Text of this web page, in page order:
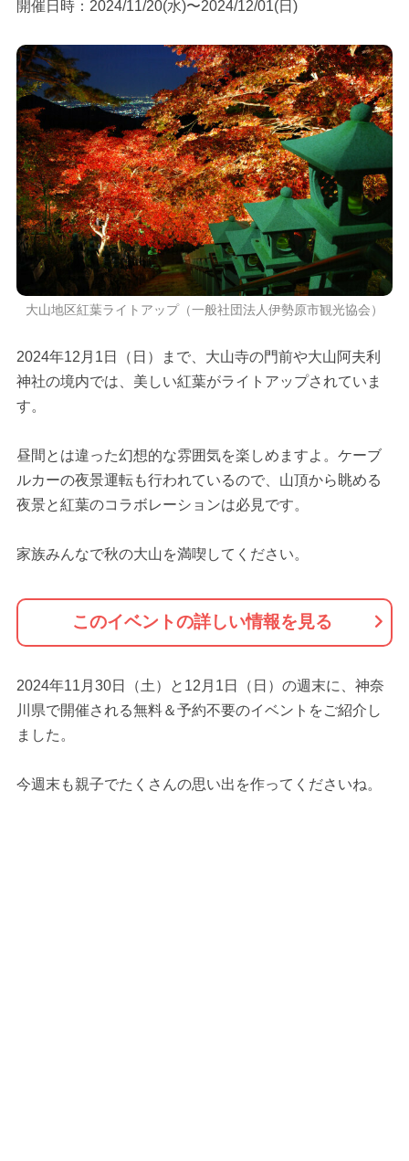
開催日時：2024/11/20(水)〜2024/12/01(日)
大山地区紅葉ライトアップ（一般社団法人伊勢原市観光協会）
2024年12月1日（日）まで、大山寺の門前や大山阿夫利
神社の境内では、美しい紅葉がライトアップされていま
す。
昼間とは違った幻想的な雰囲気を楽しめますよ。ケーブ
ルカーの夜景運転も行われているので、山頂から眺める
夜景と紅葉のコラボレーションは必見です。
家族みんなで秋の大山を満喫してください。
このイベントの詳しい情報を見る
2024年11月30日（土）と12月1日（日）の週末に、神奈
川県で開催される無料＆予約不要のイベントをご紹介し
ました。
今週末も親子でたくさんの思い出を作ってくださいね。